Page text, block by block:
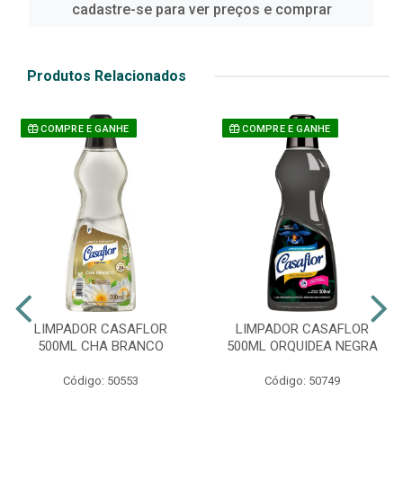
cadastre-se para ver preços e comprar
Produtos Relacionados
COMPRE E GANHE
LIMPADOR CASAFLOR
500ML CHA BRANCO
Código: 50553
COMPRE E GANHE
LIMPADOR CASAFLOR
500ML ORQUIDEA NEGRA
Código: 50749